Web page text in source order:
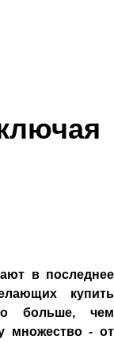
в последнее
купить
больше, чем
множество - от